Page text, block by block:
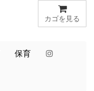
カゴを見る
保育